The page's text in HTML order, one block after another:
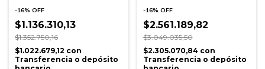
-16% OFF
$1.136.310,13
$1.352.750,16
$1.022.679,12 con
Transferencia o depósito
-16% OFF
$2.561.189,82
$3.049.035,50
$2.305.070,84 con
Transferencia o depósito